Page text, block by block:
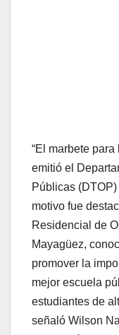
“El marbete
emitió el
Públicas
motivo fue
Residencial de
Mayagüez,
promover la
mejor escuela
estudiantes de
señaló Wilson